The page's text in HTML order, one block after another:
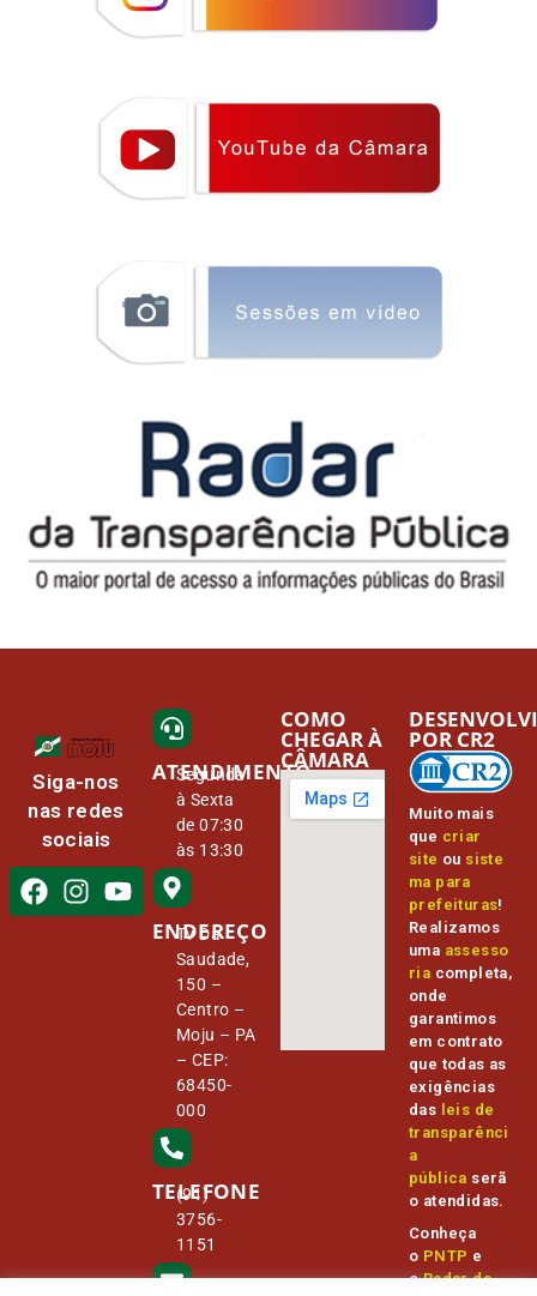
Siga-nos
nas redes
sociais
ATENDIMENTO
Segunda
à Sexta
de 07:30
às 13:30
ENDEREÇO
Tv Da
Saudade,
150 –
Centro –
Moju – PA
– CEP:
68450-
000
TELEFONE
(91)
3756-
1151
COMO
CHEGAR À
CÂMARA
Muito mais
que criar
site ou siste
ma para
prefeituras!
Realizamos
uma assesso
ria completa,
onde
garantimos
em contrato
que todas as
exigências
das leis de
transparênci
a
pública serã
o atendidas.
Conheça
o PNTP e
oRadar da
POR CR2